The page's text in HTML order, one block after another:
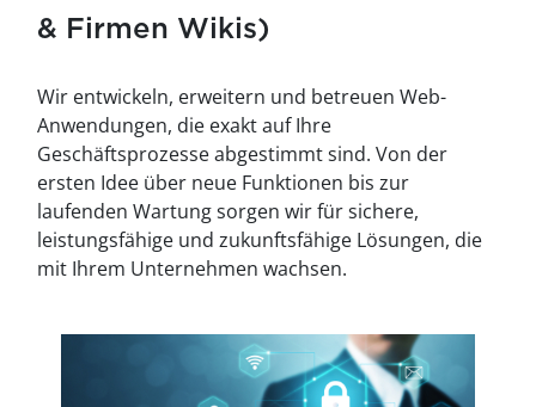
& Firmen Wikis)
Wir entwickeln, erweitern und betreuen Web-
Anwendungen, die exakt auf Ihre
Geschäftsprozesse abgestimmt sind. Von der
ersten Idee über neue Funktionen bis zur
laufenden Wartung sorgen wir für sichere,
leistungsfähige und zukunftsfähige Lösungen, die
mit Ihrem Unternehmen wachsen.